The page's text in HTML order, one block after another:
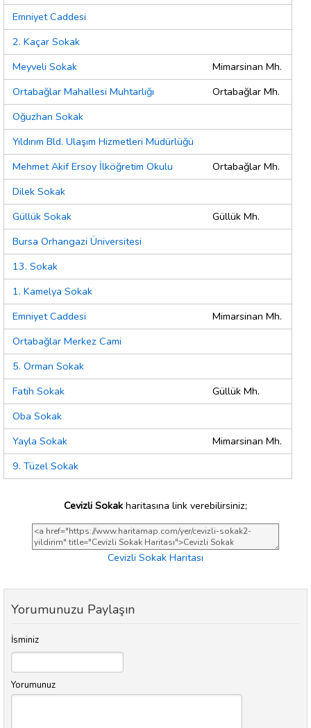
Emniyet Caddesi
2. Kaçar Sokak
Meyveli Sokak
Mimarsinan Mh.
Ortabağlar Mahallesi Muhtarlığı
Ortabağlar Mh.
Oğuzhan Sokak
Yıldırım Bld. Ulaşım Hizmetleri Müdürlüğü
Mehmet Akif Ersoy İlköğretim Okulu
Ortabağlar Mh.
Dilek Sokak
Güllük Sokak
Güllük Mh.
Bursa Orhangazi Üniversitesi
13. Sokak
1. Kamelya Sokak
Emniyet Caddesi
Mimarsinan Mh.
Ortabağlar Merkez Cami
5. Orman Sokak
Fatih Sokak
Güllük Mh.
Oba Sokak
Yayla Sokak
Mimarsinan Mh.
9. Tüzel Sokak
Cevizli Sokak haritasına link verebilirsiniz;
Cevizli Sokak Haritası
Yorumunuzu Paylaşın
İsminiz
Yorumunuz